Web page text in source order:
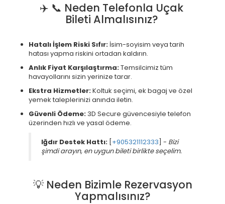
✈️ 📞 Neden Telefonla Uçak
Bileti Almalısınız?
💡 Neden Bizimle Rezervasyon
Yapmalısınız?
Hatalı İşlem Riski Sıfır: İsim-soyisim veya tarih
hatası yapma riskini ortadan kaldırın.
Anlık Fiyat Karşılaştırma:Temsilcimiz tüm
havayollarını sizin yerinize tarar.
Ekstra Hizmetler:Koltuk seçimi, ek bagaj ve özel
yemek taleplerinizi anında iletin.
Güvenli Ödeme: 3D Secure güvencesiyle telefon
üzerinden hızlı ve yasal ödeme.
Iğdır Destek Hattı: [+905321112333] - Bizi
şimdi arayın, en uygun bileti birlikte seçelim.